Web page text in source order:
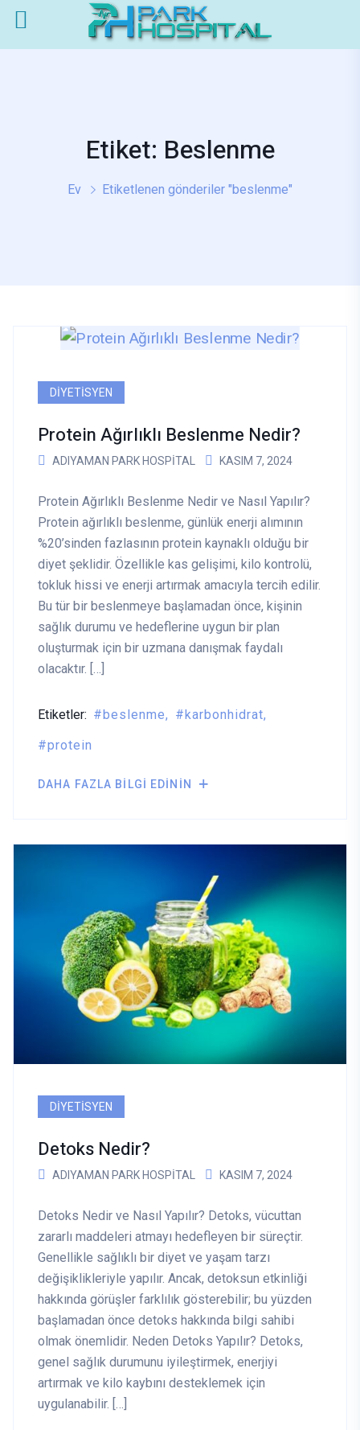
Etiket: Beslenme
Ev Etiketlenen gönderiler "beslenme"
DIYETISYEN
Protein Ağırlıklı Beslenme Nedir?
ADIYAMAN PARK HOSPITAL KASIM 7, 2024
Protein Ağırlıklı Beslenme Nedir ve Nasıl Yapılır?
Protein ağırlıklı beslenme, günlük enerji alımının
%20’sinden fazlasının protein kaynaklı olduğu bir
diyet şeklidir. Özellikle kas gelişimi, kilo kontrolü,
tokluk hissi ve enerji artırmak amacıyla tercih edilir.
Bu tür bir beslenmeye başlamadan önce, kişinin
sağlık durumu ve hedeflerine uygun bir plan
oluşturmak için bir uzmana danışmak faydalı
olacaktır. […]
Etiketler: beslenme
karbonhidrat
protein
DAHA FAZLA BILGI EDININ
DIYETISYEN
Detoks Nedir?
ADIYAMAN PARK HOSPITAL KASIM 7, 2024
Detoks Nedir ve Nasıl Yapılır? Detoks, vücuttan
zararlı maddeleri atmayı hedefleyen bir süreçtir.
Genellikle sağlıklı bir diyet ve yaşam tarzı
değişiklikleriyle yapılır. Ancak, detoksun etkinliği
hakkında görüşler farklılık gösterebilir; bu yüzden
başlamadan önce detoks hakkında bilgi sahibi
olmak önemlidir. Neden Detoks Yapılır? Detoks,
genel sağlık durumunu iyileştirmek, enerjiyi
artırmak ve kilo kaybını desteklemek için
uygulanabilir. […]